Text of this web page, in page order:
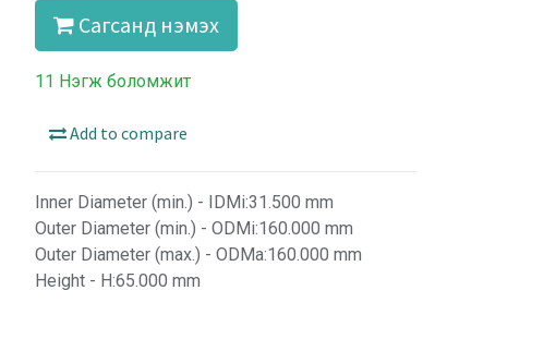
Сагсанд нэмэх
11 Нэгж боломжит
Add to compare
Inner Diameter (min.) - IDMi:31.500 mm
Outer Diameter (min.) - ODMi:160.000 mm
Outer Diameter (max.) - ODMa:160.000 mm
Height - H:65.000 mm